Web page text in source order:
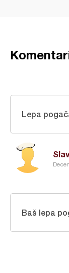
Lepa
Baš lepa